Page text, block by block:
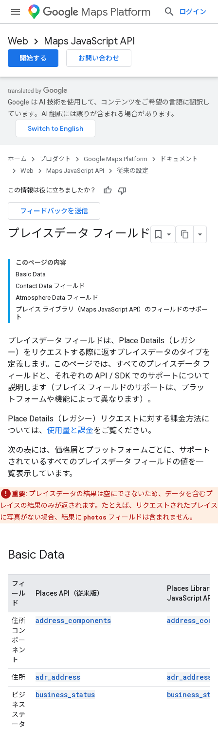
Maps Platform ログイン
Web Maps JavaScript API
開始する お問い合わせ
Google は AI 技術を使用して、コンテンツをご希望の言語に翻訳し
ています。AI 翻訳には誤りが含まれる場合があります。
ホーム プロダクト Google Maps Platform
ドキュメント
Web
Maps JavaScript API 従来の設定
この情報は役に立ちましたか？
フィードバックを送信
プレイスデータ フィールド
このページの内容
Basic Data
Contact Data フィールド
Atmosphere Data フィールド
プレイス ライブラリ（Maps JavaScript API）のフィールドのサポー
ト
プレイスデータ フィールドは、Place Details（レガシ
ー）をリクエストする際に返すプレイスデータのタイプを
定義します。このページでは、すべてのプレイスデータ フ
ィールドと、それぞれの API / SDK でのサポートについて
説明します（プレイス フィールドのサポートは、プラッ
トフォームや機能によって異なります）。
Place Details（レガシー）リクエストに対する課金方法に
ついては、 使用量と課金をご覧ください。
次の表には、価格層とプラットフォームごとに、サポート
されているすべてのプレイスデータ フィールドの値を一
覧表示しています。
重要: プレイスデータの結果は空にできないため、データを含むプ
レイスの結果のみが返されます。たとえば、リクエストされたプレイス
に写真がない場合、結果に photos フィールドは含まれません。
Basic Data
フィ
ール
ド
Places API（従来版）
Places Library
JavaScript API
住所
コン
ポー
ネン
ト
address_components
住所 adr_address adr_address
ビジ
ネス
ステ
ータ
business_status